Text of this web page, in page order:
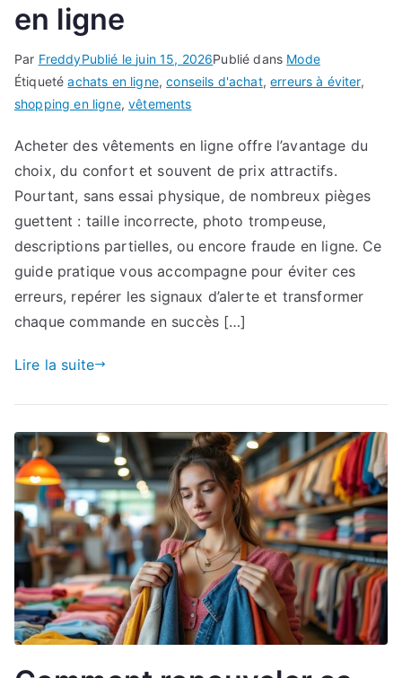
en ligne
Par FreddyPublié le juin 15, 2026Publié dans Mode
Étiquetéachats en ligne,conseils d'achat,erreurs à éviter,
shopping en ligne,vêtements
Acheter des vêtements en ligne offre l’avantage du
choix, du confort et souvent de prix attractifs.
Pourtant, sans essai physique, de nombreux pièges
guettent : taille incorrecte, photo trompeuse,
descriptions partielles, ou encore fraude en ligne. Ce
guide pratique vous accompagne pour éviter ces
erreurs, repérer les signaux d’alerte et transformer
chaque commande en succès […]
Lire la suite